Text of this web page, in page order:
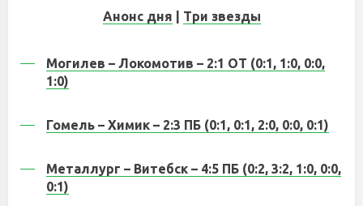
Анонс дня Три звезды
Могилев – Локомотив – 2:1 ОТ (0:1, 1:0, 0:0,
1:0)
Гомель – Химик – 2:3 ПБ (0:1, 0:1, 2:0, 0:0, 0:1)
Металлург – Витебск – 4:5 ПБ (0:2, 3:2, 1:0, 0:0,
0:1)